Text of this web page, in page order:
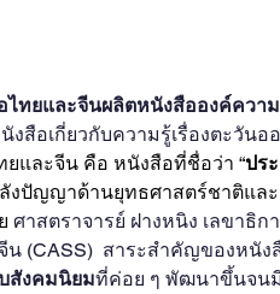
ทยและจีนผลิตหนังสือองค์ควา
สือเกี่ยวกับความรู้เรื่องตะวันอ
ยและจีน คือ หนังสือที่ชื่อว่า “ปร
งปัญญาด้านยุทธศาสตร์ชาติแ
ศาสตราจารย์ ฝางหนิง เลขาธิ
(CASS)  สาระสำคัญของหนัง
สังคมนิยมที่ค่อย ๆ พัฒนาขึ้นจน